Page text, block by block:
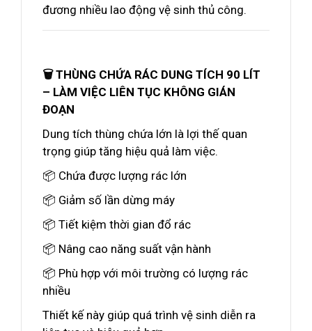
đương nhiều lao động vệ sinh thủ công.
🗑️ THÙNG CHỨA RÁC DUNG TÍCH 90 LÍT
– LÀM VIỆC LIÊN TỤC KHÔNG GIÁN
ĐOẠN
Dung tích thùng chứa lớn là lợi thế quan
trọng giúp tăng hiệu quả làm việc.
📦 Chứa được lượng rác lớn
📦 Giảm số lần dừng máy
📦 Tiết kiệm thời gian đổ rác
📦 Nâng cao năng suất vận hành
📦 Phù hợp với môi trường có lượng rác
nhiều
Thiết kế này giúp quá trình vệ sinh diễn ra